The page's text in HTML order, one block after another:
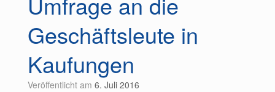
Geschäftsleute in
Kaufungen
Veröffentlicht am 6. Juli 2016